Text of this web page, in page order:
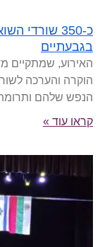
כ-350
בגבעתיים
האירוע, שמתקיים
הוקרה והערכה
הנפש שלהם
קראו עוד »